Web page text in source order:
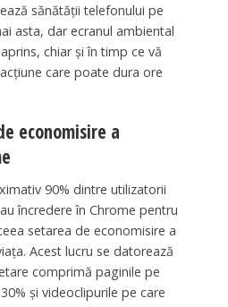
sănătății telefonului pe
asta, dar ecranul ambiental
chiar și în timp ce vă
care poate dura ore
economisire a
90% dintre utilizatorii
încredere în Chrome pentru
setarea de economisire a
Acest lucru se datorează
comprimă paginile pe
și videoclipurile pe care